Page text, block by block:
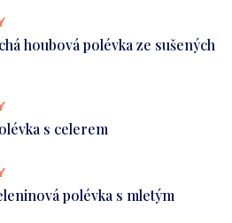
houbová polévka ze sušených
s celerem
polévka s mletým